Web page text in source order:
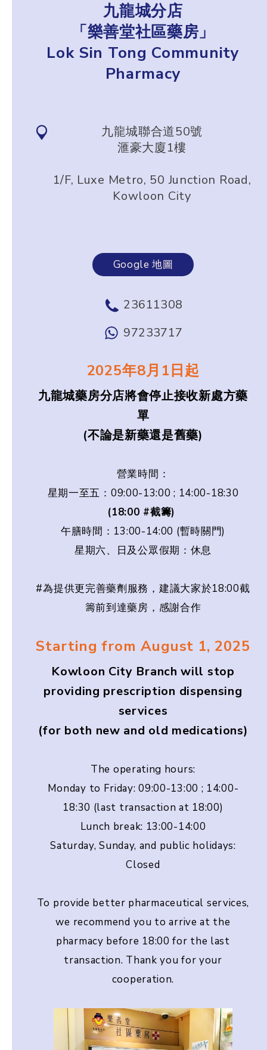
九龍城分店
「樂善堂社區藥房」
Lok Sin Tong Community
Pharmacy
九龍城聯合道50號
滙豪大廈1樓
1/F, Luxe Metro, 50 Junction Road,
Kowloon City
Google 地圖
23611308
97233717
2025年8月1日起
九龍城藥房分店將會停止接收新處方藥
單
(不論是新藥還是舊藥)
營業時間：
星期一至五：09:00-13:00 ; 14:00-18:30
(18:00 #截籌)
午膳時間：13:00-14:00 (暫時關門)
星期六、日及公眾假期：休息
#為提供更完善藥劑服務，建議大家於18:00截
籌前到達藥房，感謝合作
Starting from August 1, 2025
Kowloon City Branch will stop
providing prescription dispensing
services
(for both new and old medications)
The operating hours:
Monday to Friday: 09:00-13:00 ; 14:00-
18:30 (last transaction at 18:00)
Lunch break: 13:00-14:00
Saturday, Sunday, and public holidays:
Closed
To provide better pharmaceutical services,
we recommend you to arrive at the
pharmacy before 18:00 for the last
transaction. Thank you for your
cooperation.